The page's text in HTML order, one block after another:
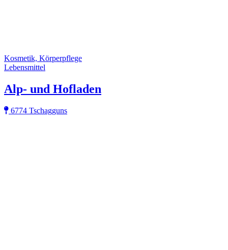
Kosmetik, Körperpflege
Lebensmittel
Alp- und Hofladen
6774 Tschagguns